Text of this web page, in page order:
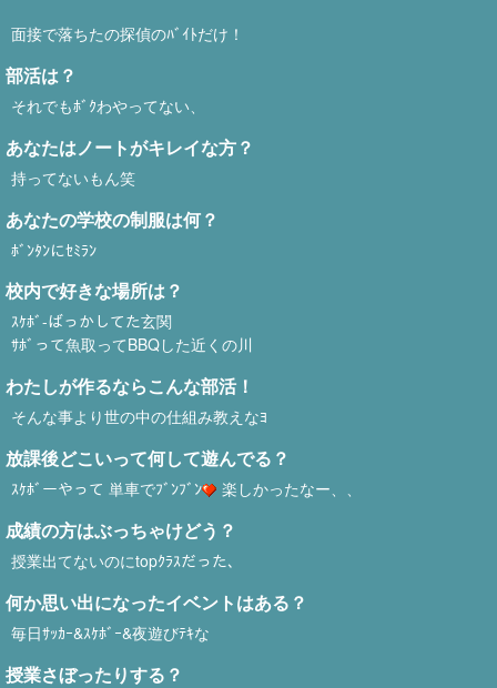
面接で落ちたの探偵のﾊﾞｲﾄだけ！
部活は？
それでもﾎﾞｸわやってない、
あなたはノートがキレイな方？
持ってないもん笑
あなたの学校の制服は何？
ﾎﾞﾝﾀﾝにｾﾐﾗﾝ
校内で好きな場所は？
ｽｹﾎﾞ-ばっかしてた玄関
ｻﾎﾞって魚取ってBBQした近くの川
わたしが作るならこんな部活！
そんな事より世の中の仕組み教えなﾖ
放課後どこいって何して遊んでる？
ｽｹﾎﾞーやって 単車でﾌﾞﾝﾌﾞﾝ 楽しかったなー、、
成績の方はぶっちゃけどう？
授業出てないのにtopｸﾗｽだった、
何か思い出になったイベントはある？
毎日ｻｯｶｰ&ｽｹﾎﾞｰ&夜遊びﾃｷな
授業さぼったりする？